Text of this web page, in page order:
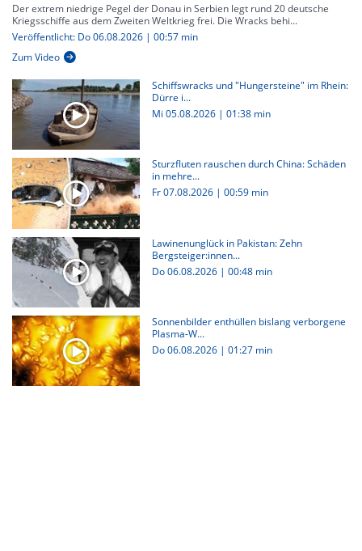
Der extrem niedrige Pegel der Donau in Serbien legt rund 20 deutsche
Kriegsschiffe aus dem Zweiten Weltkrieg frei. Die Wracks behi...
Veröffentlicht: Do 06.08.2026 | 00:57 min
Zum Video
Schiffswracks und "Hungersteine" im Rhein:
Dürre i...
Mi 05.08.2026 | 01:38 min
Sturzfluten rauschen durch China: Schäden
in mehre...
Fr 07.08.2026 | 00:59 min
Lawinenunglück in Pakistan: Zehn
Bergsteiger:innen...
Do 06.08.2026 | 00:48 min
Sonnenbilder enthüllen bislang verborgene
Plasma-W...
Do 06.08.2026 | 01:27 min